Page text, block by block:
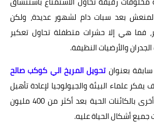
بعد سبات دام لشهور عديدة، ولكن
فما هي إلا حشرات متطفلة تحاول تعكير
والأرضيات النظيفة.
بعنوان تحويل المريخ الي كوكب صالح
علماء البيئة والجيولوجيا لإعادة تأهيل
الكوكب الأحمر مرة أخرى بالكائنات الحية بعد أكثر من 400 مليون
أشكال الحياة عليه.